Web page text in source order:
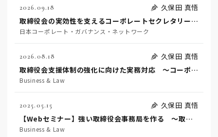
2026.09.18
久保田 真悟
取締役会の実効性を支えるコーポレートセクレタリー機能の本質と実務対応
日本コーポレート・ガバナンス・ネットワーク
2026.08.18
久保田 真悟
取締役会支援体制の強化に向けた実務対応 ～コーポレートガバナンス・コードを踏まえた支援機能の高度化に向けて～
Business & Law
2025.05.15
久保田 真悟
【Webセミナー】強い取締役会事務局を作る ～取締役会の実効性を高める舵取り役になるために～
Business & Law